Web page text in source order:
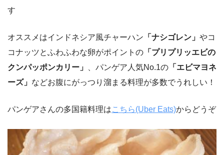
す
オススメはインドネシア風チャーハン 「ナシゴレン」 やコ
コナッツとふわふわな卵がポイントの 「プリプリッエビの
クンパッポンカリー」
、パンゲア人気No.1の 「エビマヨネ
ーズ」 などお腹にがっつり溜まる料理が多数でうれしい！
パンゲアさんの多国籍料理はこちら(Uber Eats)からどうぞ